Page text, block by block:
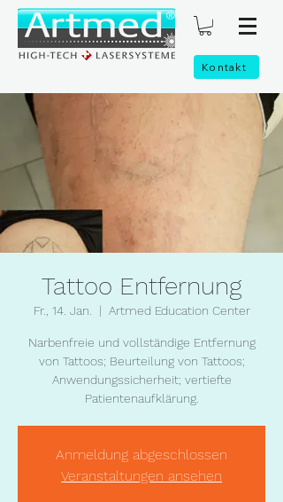
Kontakt
Tattoo Entfernung
Fr., 14. Jan.
  |
Artmed Education Center
Narbenfreie und vollständige Entfernung
von Tattoos; Beurteilung von Tattoos;
Anwendungssicherheit; vertiefte
Patientenaufklärung.
Anmeldung abgeschlossen
Veranstaltungen ansehen